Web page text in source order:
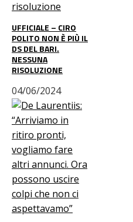
UFFICIALE – CIRO
POLITO NON È PIÙ IL
DS DEL BARI.
NESSUNA
RISOLUZIONE
04/06/2024